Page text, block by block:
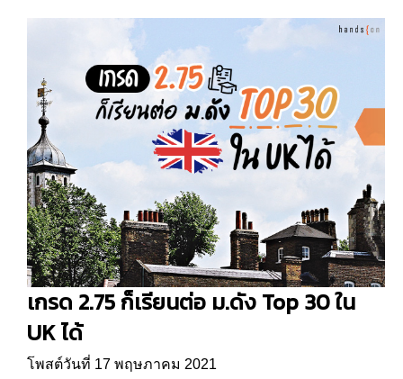
เกรด 2.75 ก็เรียนต่อ ม.ดัง Top 30 ใน
UK ได้
โพสต์วันที่ 17 พฤษภาคม 2021